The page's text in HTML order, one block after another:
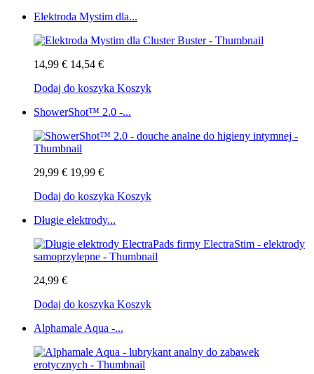
Elektroda Mystim dla...
14,99 € 14,54 €
Dodaj do koszyka Koszyk
ShowerShot™ 2.0 -...
29,99 € 19,99 €
Dodaj do koszyka Koszyk
Długie elektrody...
24,99 €
Dodaj do koszyka Koszyk
Alphamale Aqua -...